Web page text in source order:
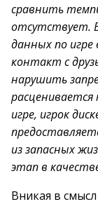
сравнить
отсутствует.
данных по
контакт с
нарушить
расценивается
игре, игрок
из запасных
этап в
Вникая в